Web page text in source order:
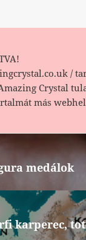
/
Crystal
más
medálok
karperec,